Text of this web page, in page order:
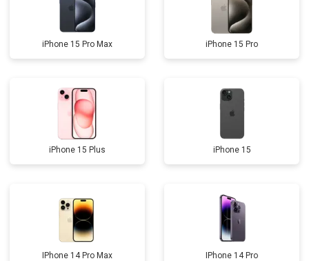
iPhone 15 Pro Max iPhone 15 Pro
iPhone 15 Plus iPhone 15
IPhone 14 Pro Max IPhone 14 Pro